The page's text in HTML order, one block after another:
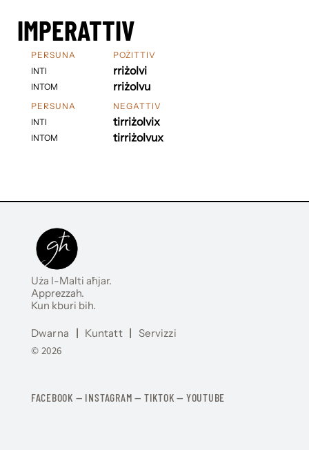
IMPERATTIV
PERSUNA
INTI
INTOM
POŻITTIV
rriżolvi
rriżolvu
PERSUNA
INTI
INTOM
NEGATTIV
tirriżolvix
tirriżolvux
Uża l-Malti aħjar.
Apprezzah.
Kun kburi bih.
Dwarna | Kuntatt | Servizzi
© 2026
FACEBOOK — INSTAGRAM — TIKTOK — YOUTUBE